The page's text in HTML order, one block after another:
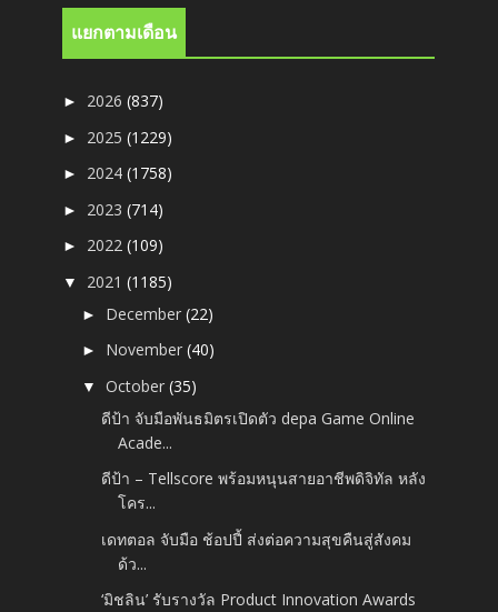
แยกตามเดือน
► 2026(837)
► 2025(1229)
► 2024(1758)
► 2023(714)
► 2022(109)
▼ 2021(1185)
► December(22)
► November(40)
▼October(35)
ดีป้า จับมือพันธมิตรเปิดตัว depa Game Online
Acade...
ดีป้า – Tellscore พร้อมหนุนสายอาชีพดิจิทัล หลัง
โคร...
เดทตอล จับมือ ช้อปปี้ ส่งต่อความสุขคืนสู่สังคม
ด้ว...
‘มิชลิน’ รับรางวัล Product Innovation Awards